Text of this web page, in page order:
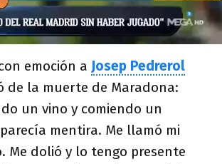
emoción a Josep Pedrerol
de la muerte de Maradona:
un vino y comiendo un
mentira. Me llamó mi
Me dolió y lo tengo presente